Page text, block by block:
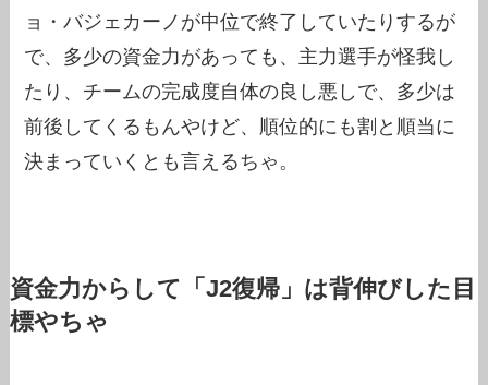
ョ・バジェカーノが中位で終了していたりするが
で、多少の資金力があっても、主力選手が怪我し
たり、チームの完成度自体の良し悪しで、多少は
前後してくるもんやけど、順位的にも割と順当に
決まっていくとも言えるちゃ。
資金力からして「J2復帰」は背伸びした目
標やちゃ